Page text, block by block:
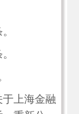
上海金融